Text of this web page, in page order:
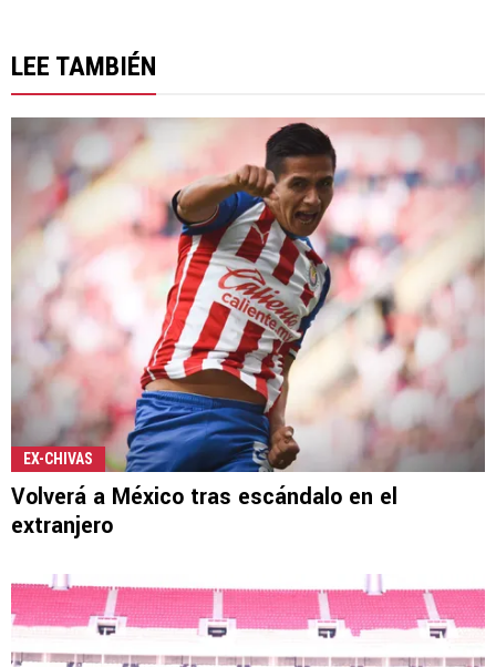
LEE TAMBIÉN
EX-CHIVAS
Volverá a México tras escándalo en el
extranjero